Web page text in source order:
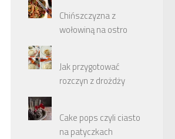
Chińszczyzna z
wołowiną na ostro
Jak przygotować
rozczyn z drożdży
Cake pops czyli ciasto
na patyczkach